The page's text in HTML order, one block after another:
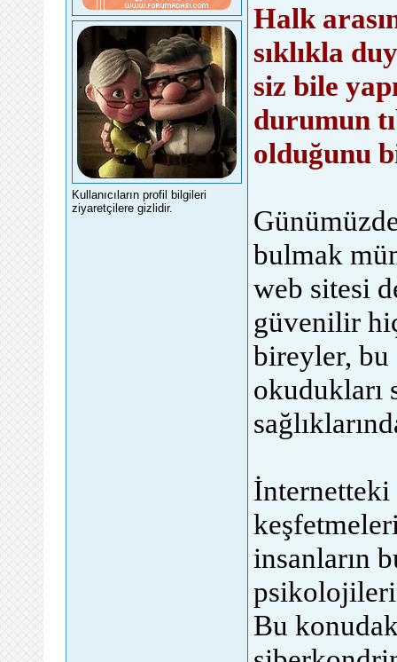
Kullanıcıların profil bilgileri
ziyaretçilere gizlidir.
Halk
sıklıkla
siz bile
durumun
olduğunu
bulmak
web sitesi
güvenilir
bireyler, bu
okudukları
İnternetteki
insanların
Bu